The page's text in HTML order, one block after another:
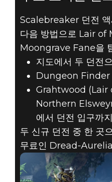
Scalebreaker 던전 액
다음 방법으로 Lair of
Moongrave Fane을
지도에서 두 던전
Dungeon Finder
Grahtwood (Lair
Northern
에서 던전 입구까
두 신규 던전 중 한 곳
무료인 Dread-